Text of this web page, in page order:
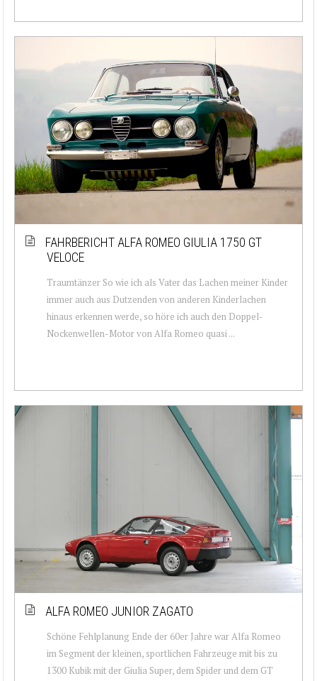
FAHRBERICHT ALFA ROMEO GIULIA 1750 GT
VELOCE
Traumtänzer So wie ich als Vater das Lachen meiner Kinder
immer auch aus Dutzenden von anderen Kinderlachen
hinaus erkennen werde, so höre ich auch den Doppel-
Nockenwellen-Motor von Alfa Romeo quasi ...
ALFA ROMEO JUNIOR ZAGATO
Schöne Fehlplanung Ende der 60er Jahre war Alfa Romeo
im Segment der kleinen, sportlichen Fahrzeuge mit bis zu
1300 Kubik mit der Giulia Super, dem Spider und dem GT